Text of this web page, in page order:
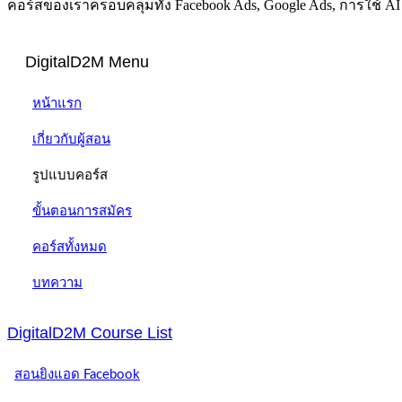
คอร์สของเราครอบคลุมทั้ง Facebook Ads, Google Ads, การใ
DigitalD2M Menu
หน้าแรก
เกี่ยวกับผู้สอน
รูปแบบคอร์ส
ขั้นตอนการสมัคร
คอร์สทั้งหมด
บทความ
DigitalD2M Course List
สอนยิงแอด Facebook